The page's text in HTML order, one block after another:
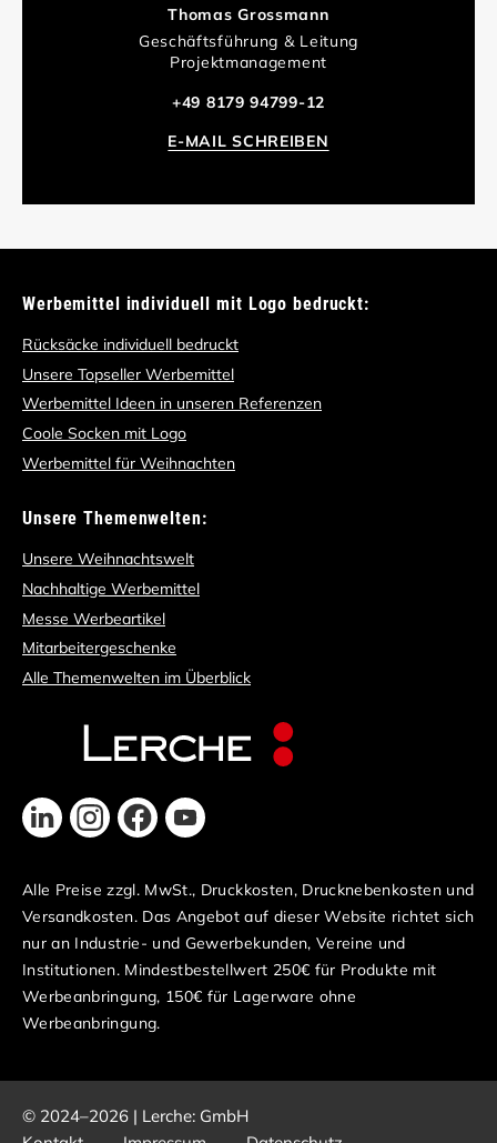
Thomas Grossmann
Geschäftsführung & Leitung
Projektmanagement
+49 8179 94799-12
E-MAIL SCHREIBEN
Werbemittel individuell mit Logo bedruckt:
Rücksäcke individuell bedruckt
Unsere Topseller Werbemittel
Werbemittel Ideen in unseren Referenzen
Coole Socken mit Logo
Werbemittel für Weihnachten
Unsere Themenwelten:
Unsere Weihnachtswelt
Nachhaltige Werbemittel
Messe Werbeartikel
Mitarbeitergeschenke
Alle Themenwelten im Überblick
Alle Preise zzgl. MwSt., Druckkosten, Drucknebenkosten und
Versandkosten. Das Angebot auf dieser Website richtet sich
nur an Industrie- und Gewerbekunden, Vereine und
Institutionen. Mindestbestellwert 250€ für Produkte mit
Werbeanbringung, 150€ für Lagerware ohne
Werbeanbringung.
© 2024–2026 | Lerche: GmbH